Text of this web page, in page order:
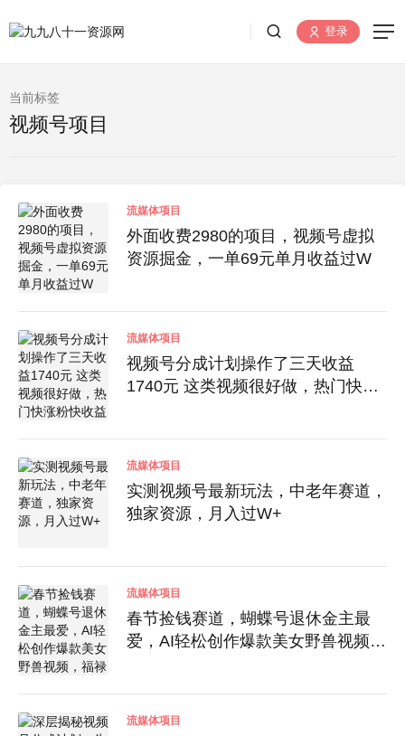
登录
当前标签
视频号项目
流媒体项目
外面收费2980的项目，视频号虚拟
资源掘金，一单69元单月收益过W
流媒体项目
视频号分成计划操作了三天收益
1740元 这类视频很好做，热门快涨
流媒体项目
实测视频号最新玩法，中老年赛道，
独家资源，月入过W+
流媒体项目
春节捡钱赛道，蝴蝶号退休金主最
爱，AI轻松创作爆款美女野兽视频，
流媒体项目